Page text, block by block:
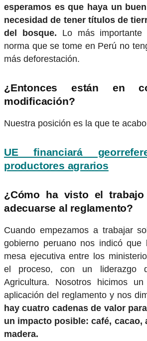
esperamos es que haya un
necesidad de tener títulos de
del bosque. Lo más
norma que se tome en Perú no
más deforestación.
¿Entonces están en
modificación?
Nuestra posición es la que te
UE financiará
productores agrarios
¿Cómo ha visto el
adecuarse al reglamento?
Cuando empezamos a trabajar
gobierno peruano nos indicó que
mesa ejecutiva entre los
el proceso, con un liderazgo
Agricultura. Nosotros hicimos
aplicación del reglamento y nos
hay cuatro cadenas de valor
un impacto posible: café, cacao,
madera.